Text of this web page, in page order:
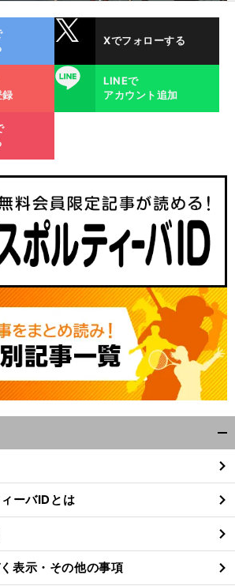
Xでフォローする
録
LINE
LINEで
アカウント追加
閉
る
ーバIDとは
表示・その他の事項